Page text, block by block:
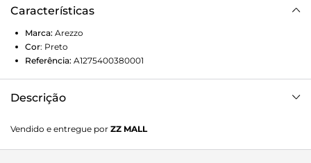
Características
Marca: Arezzo
Cor: Preto
Referência: A1275400380001
Descrição
fino e bico fino. Traz cabedal ajustado ao pé e cano estilo
meia, além de tira com puxador no calcanhar, que facilita o
Vendido e entregue por ZZ MALL